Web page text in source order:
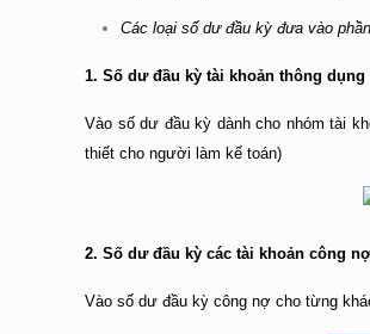
Các loại số dư đầu kỳ đưa vào
1. Số dư đầu kỳ tài khoản thông dụng
Vào số dư đầu kỳ dành cho nhóm tài
thiết cho người làm kế toán)
2. Số dư đầu kỳ các tài khoản công
Vào số dư đầu kỳ công nợ cho từng